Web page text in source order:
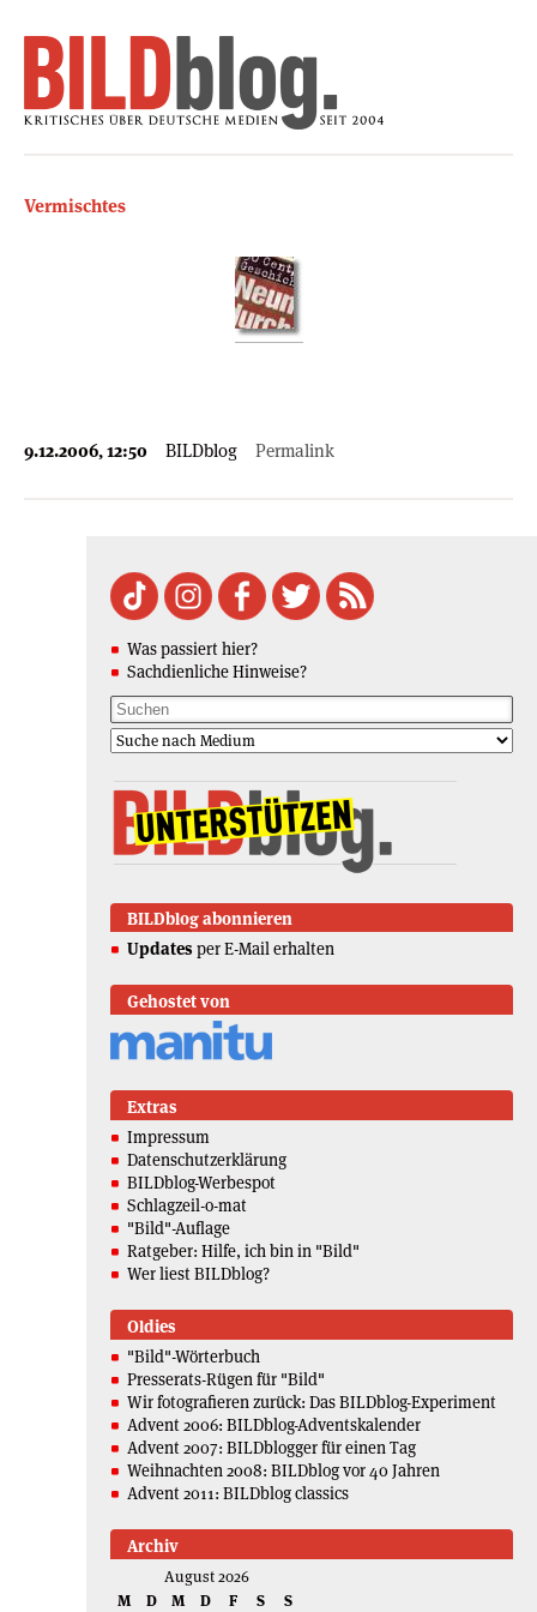
Vermischtes
9.12.2006, 12:50 BILDblog Permalink
Was passiert hier?
Sachdienliche Hinweise?
BILDblog abonnieren
Updates per E-Mail erhalten
Gehostet von
Extras
Impressum
Datenschutzerklärung
BILDblog-Werbespot
Schlagzeil-o-mat
"Bild"-Auflage
Ratgeber: Hilfe, ich bin in "Bild"
Wer liest BILDblog?
Oldies
"Bild"-Wörterbuch
Presserats-Rügen für "Bild"
Wir fotografieren zurück: Das BILDblog-Experiment
Advent 2006: BILDblog-Adventskalender
Advent 2007: BILDblogger für einen Tag
Weihnachten 2008: BILDblog vor 40 Jahren
Advent 2011: BILDblog classics
Archiv
August 2026
M
D M D F S S